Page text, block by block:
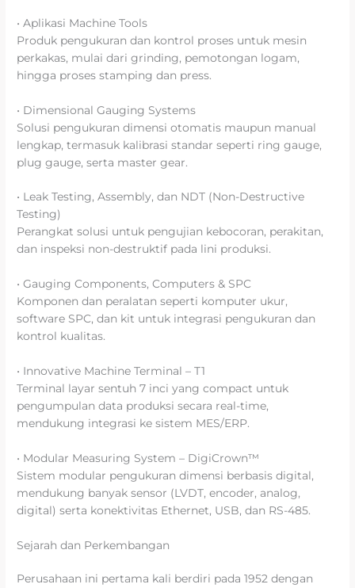
• Aplikasi Machine Tools
Produk pengukuran dan kontrol proses untuk mesin
perkakas, mulai dari grinding, pemotongan logam,
hingga proses stamping dan press.
• Dimensional Gauging Systems
Solusi pengukuran dimensi otomatis maupun manual
lengkap, termasuk kalibrasi standar seperti ring gauge,
plug gauge, serta master gear.
• Leak Testing, Assembly, dan NDT (Non-Destructive
Testing)
Perangkat solusi untuk pengujian kebocoran, perakitan,
dan inspeksi non-destruktif pada lini produksi.
• Gauging Components, Computers & SPC
Komponen dan peralatan seperti komputer ukur,
software SPC, dan kit untuk integrasi pengukuran dan
kontrol kualitas.
• Innovative Machine Terminal – T1
Terminal layar sentuh 7 inci yang compact untuk
pengumpulan data produksi secara real-time,
mendukung integrasi ke sistem MES/ERP.
• Modular Measuring System – DigiCrown™
Sistem modular pengukuran dimensi berbasis digital,
mendukung banyak sensor (LVDT, encoder, analog,
digital) serta konektivitas Ethernet, USB, dan RS-485.
Sejarah dan Perkembangan
Perusahaan ini pertama kali berdiri pada 1952 dengan